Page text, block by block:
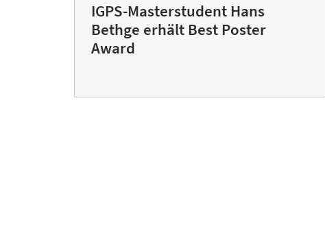
IGPS-Masterstudent Hans
Bethge erhält Best Poster
Award